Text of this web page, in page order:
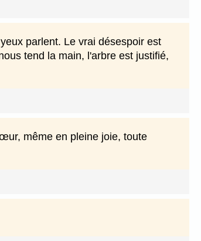
parlent. Le vrai désespoir est
tend la main, l'arbre est justifié,
même en pleine joie, toute